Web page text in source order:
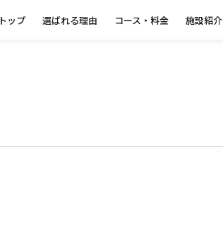
トップ 選ばれる理由 コース・料金 施設紹介